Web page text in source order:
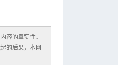
容的真实性。
的后果，本网